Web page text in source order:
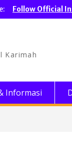
Follow Official
Karimah
Informasi